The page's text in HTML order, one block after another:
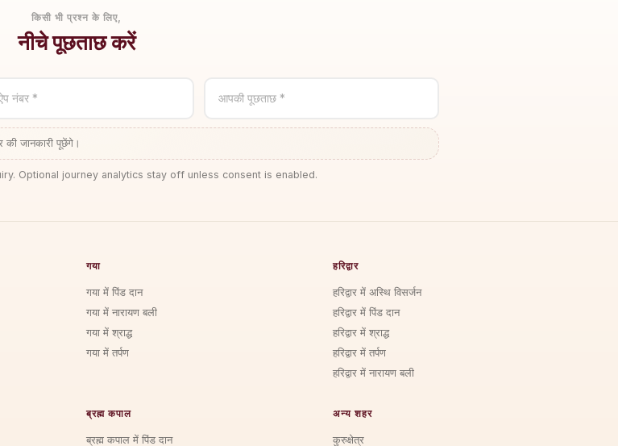
किसी भी प्रश्न के लिए,
नीचे पूछताछ करें
नंबर * आपकी पूछताछ *
जानकारी पूछेंगे।
Optional journey analytics stay off unless consent is enabled.
गया
गया में पिंड दान
गया में नारायण बली
गया में श्राद्ध
गया में तर्पण
हरिद्वार
हरिद्वार में अस्थि विसर्जन
हरिद्वार में पिंड दान
हरिद्वार में श्राद्ध
हरिद्वार में तर्पण
हरिद्वार में नारायण बली
ब्रह्म कपाल
ब्रह्म कपाल में पिंड दान
अन्य शहर
कुरुक्षेत्र